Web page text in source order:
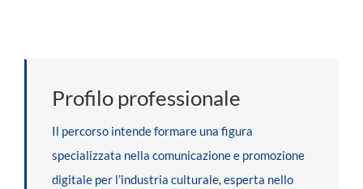
Profilo professionale
Il percorso intende formare una figura
specializzata nella comunicazione e promozione
digitale per l’industria culturale, esperta nello